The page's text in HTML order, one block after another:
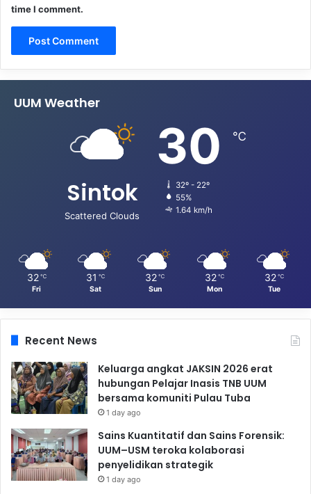
time I comment.
UUM Weather
Sintok
Scattered Clouds
30 ℃
32º - 22º
55%
1.64 km/h
32 ℃
Fri
31 ℃
Sat
32 ℃
Sun
32 ℃
Mon
32 ℃
Tue
Recent News
Keluarga angkat JAKSIN 2026 erat
hubungan Pelajar Inasis TNB UUM
bersama komuniti Pulau Tuba
1 day ago
Sains Kuantitatif dan Sains Forensik:
UUM–USM teroka kolaborasi
penyelidikan strategik
1 day ago